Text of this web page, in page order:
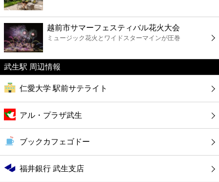
ファーストフード
カフェ
ショッピング
銀行
公共
ホテル
越前市サマーフェスティバル花火大会
ミュージック花火とワイドスターマインが圧巻
武生駅 周辺情報
仁愛大学 駅前サテライト
アル・プラザ武生
ブックカフェゴドー
福井銀行 武生支店